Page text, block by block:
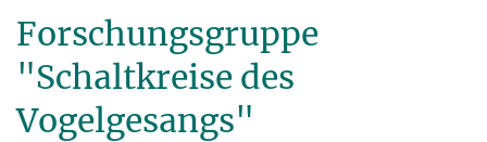
Forschungsgruppe
"Schaltkreise des
Vogelgesangs"